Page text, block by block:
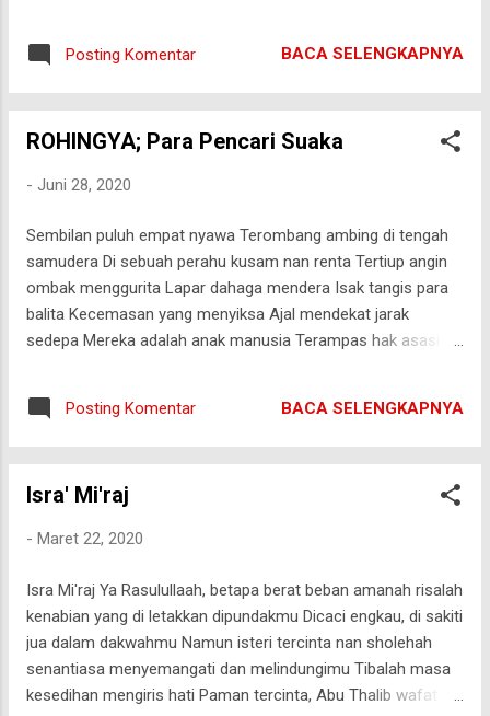
akhirat, sia-sialah amal mereka. Mereka
kata-kata itu melesat lepas dari sepasang bibir merahnya
dan menghujam tepat di jantung pertahananku; kita...pisah!
Posting Komentar BACA SELENGKAPNYA
ROHINGYA; Para Pencari Suaka
- Juni 28, 2020
Sembilan puluh empat nyawa Terombang ambing di tengah
samudera Di sebuah perahu kusam nan renta Tertiup angin
ombak menggurita Lapar dahaga mendera Isak tangis para
balita Kecemasan yang menyiksa Ajal mendekat jarak
sedepa Mereka adalah anak manusia Terampas hak asasi
dunia Entah berapa lama menahan asa Menanti takdir yang
akan diterima Terpasrahkan semua kepala Penggenggam
Jiwa Hingga pertolongan itu tiba Adalah nelayan Aceh
pengungsi Rohingya Terpanggil rasa peduli pada sesama
Duhai, Rohingya malang Doaku, doa kami tak berbilang Kelak,
Posting Komentar BACA SELENGKAPNYA
Isra' Mi'raj
- Maret 22, 2020
Isra Mi'raj Ya Rasulullaah, betapa berat beban amanah risalah
kenabian yang di letakkan dipundakmu Dicaci engkau, di sakiti
jua dalam dakwahmu Namun isteri tercinta nan sholehah
senantiasa menyemangati dan melindungimu Tibalah masa
kesedihan mengiris hati Paman tercinta, Abu Thalib wafat